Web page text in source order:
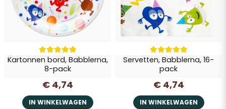
Kartonnen bord, Babblerna,
8-pack
€ 4,74
IN WINKELWAGEN
Servetten, Babblerna, 16-
pack
€ 4,74
IN WINKELWAGEN